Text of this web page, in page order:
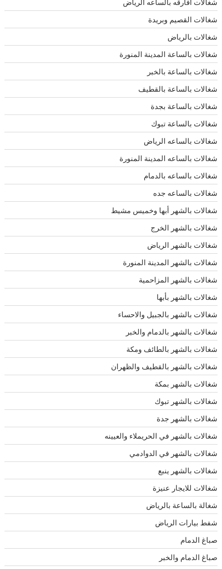
شغالات افارقه بالساعه الرياض
شغالات القصيم وبريدة
شغالات بالرياض
شغالات بالساعة المدينة المنورة
شغالات بالساعة بالخبر
شغالات بالساعة بالقطيف
شغالات بالساعة بجدة
شغالات بالساعة تبوك
شغالات بالساعه الرياض
شغالات بالساعه المدينة المنورة
شغالات بالساعه بالدمام
شغالات بالساعه جده
شغالات بالشهر أبها وخميس مشيط
شغالات بالشهر الخرج
شغالات بالشهر الرياض
شغالات بالشهر المدينة المنورة
شغالات بالشهر المزاحمية
شغالات بالشهر بأبها
شغالات بالشهر بالجبيل والاحساء
شغالات بالشهر بالدمام والخبر
شغالات بالشهر بالطائف ومكة
شغالات بالشهر بالقطيف والظهران
شغالات بالشهر بمكة
شغالات بالشهر تبوك
شغالات بالشهر جدة
شغالات بالشهر في الحريملاء والعيينه
شغالات بالشهر في الدوادمي
شغالات بالشهر ينبع
شغالات للايجار عنيزة
شغالة بالساعة بالرياض
شفط بيارات الرياض
صباغ الدمام
صباغ الدمام والخبر